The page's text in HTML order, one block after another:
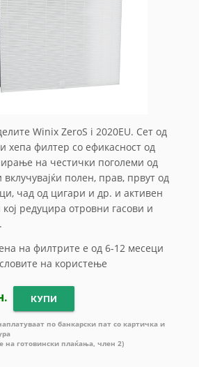
Winix ZeroS i 2020EU. Сет од
хепа филтер со ефикасност од
на честички поголеми од
полен, прав, првут од
чад од цигари и др. и активен
кој редуцира отровни гасови и
на филтрите е од 6-12 месеци
на користење
КУПИ
по банкарски пат со картичка и
на готовински плаќања, член 2)